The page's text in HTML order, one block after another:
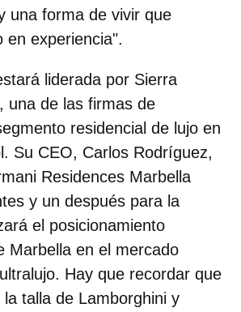
una forma de vivir que
en experiencia".
liderada por Sierra
una de las firmas de
residencial de lujo en
Su CEO, Carlos Rodríguez,
Residences Marbella
y un después para la
el posicionamiento
Marbella en el mercado
Hay que recordar que
talla de Lamborghini y